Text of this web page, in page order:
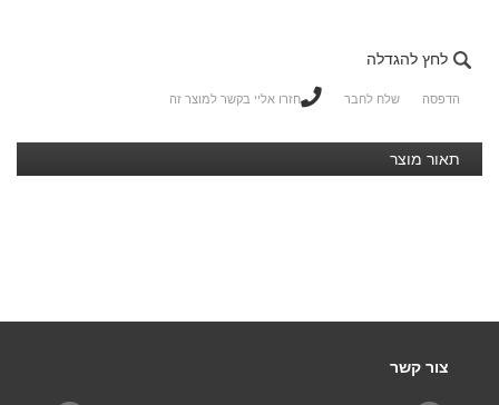
לחץ להגדלה
הדפסה שלח לחבר חזרו אליי בקשר למוצר זה
תאור מוצר
צור קשר